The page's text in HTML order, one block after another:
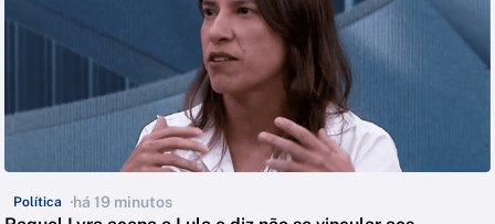
Política há 19 minutos